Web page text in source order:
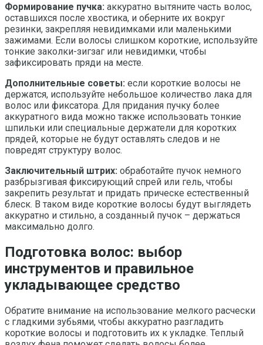
Формирование пучка: аккуратно вытяните часть волос,
оставшихся после хвостика, и оберните их вокруг
резинки, закрепляя невидимками или маленькими
зажимами. Если волосы слишком короткие, используйте
тонкие заколки-зигзаг или невидимки, чтобы
зафиксировать пряди на месте.
Дополнительные советы: если короткие волосы не
держатся, используйте небольшое количество лака для
волос или фиксатора. Для придания пучку более
аккуратного вида можно также использовать тонкие
шпильки или специальные держатели для коротких
прядей, которые не будут оставлять следов и не
повредят структуру волос.
Заключительный штрих: обработайте пучок немного
разбрызгивая фиксирующий спрей или гель, чтобы
закрепить результат и придать прическе естественный
блеск. В таком виде короткие волосы будут выглядеть
аккуратно и стильно, а созданный пучок – держаться
максимально долго.
Подготовка волос: выбор
инструментов и правильное
укладывающее средство
Обратите внимание на использование мелкого расчески
с гладкими зубьями, чтобы аккуратно разгладить
короткие волосы и подготовить их к укладке. Теплый